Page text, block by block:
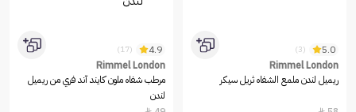
5.0
(3)
Rimmel London
ريميل لندن ملمع الشفاه ثريل سيكر
4.9
(17)
Rimmel London
مرطب شفاه ملون كايند آند فري من ريميل
لندن